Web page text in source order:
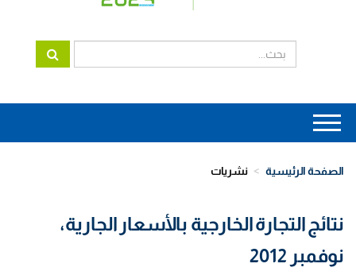
Main
navigation
الصفحة الرئيسية نشريات
نتائج التجارة الخارجية بالأسعار الجارية،
نوفمبر 2012